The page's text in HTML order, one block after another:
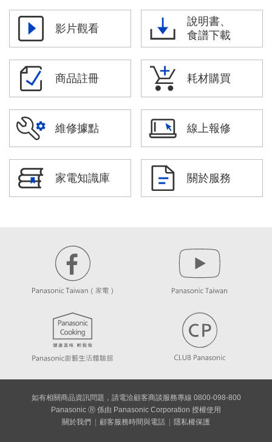
影片觀看
說明書、
食譜下載
商品註冊 耗材購買
維修據點 線上報修
家電知識庫 關於服務
如有相關商品資訊問題，請電洽顧客商談服務專線 0800-098-800
Panasonic Ⓡ 係由 Panasonic Corporation 授權使用
關於我們
顧客服務時間與電話 隱私權保護